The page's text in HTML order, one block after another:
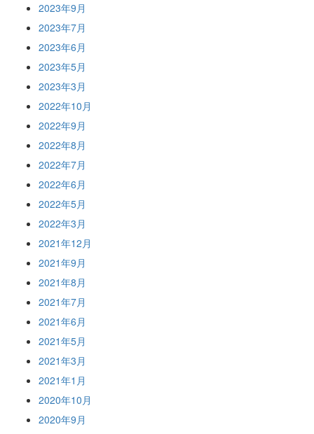
2023年9月
2023年7月
2023年6月
2023年5月
2023年3月
2022年10月
2022年9月
2022年8月
2022年7月
2022年6月
2022年5月
2022年3月
2021年12月
2021年9月
2021年8月
2021年7月
2021年6月
2021年5月
2021年3月
2021年1月
2020年10月
2020年9月